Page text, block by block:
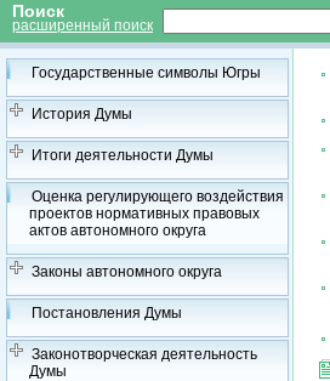
Поиск
расширенный поиск
Государственные символы Югры
История Думы
Итоги деятельности Думы
Оценка регулирующего воздействия
проектов нормативных правовых
актов автономного округа
Законы автономного округа
Постановления Думы
Законотворческая деятельность
Думы